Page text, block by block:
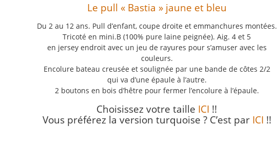
Le pull « Bastia » jaune et bleu
Du 2 au 12 ans. Pull d’enfant, coupe droite et emmanchures montées.
Tricoté en mini.B (100% pure laine peignée). Aig. 4 et 5
en jersey endroit avec un jeu de rayures pour s’amuser avec les
couleurs.
Encolure bateau creusée et soulignée par une bande de côtes 2/2
qui va d’une épaule à l’autre.
2 boutons en bois d’hêtre pour fermer l’encolure à l’épaule.
Choisissez votre taille ICI !!
Vous préférez la version turquoise ? C’est par ICI !!